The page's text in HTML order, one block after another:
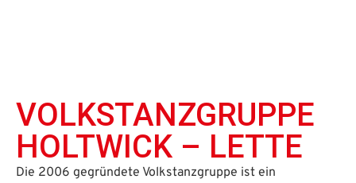
VOLKSTANZGRUPPE
HOLTWICK – LETTE
Die 2006 gegründete Volkstanzgruppe ist ein